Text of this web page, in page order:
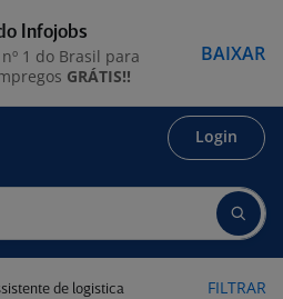
Login
de logistica FILTRAR
Infojobs
1 do Brasil para
GRÁTIS!!
BAIXAR